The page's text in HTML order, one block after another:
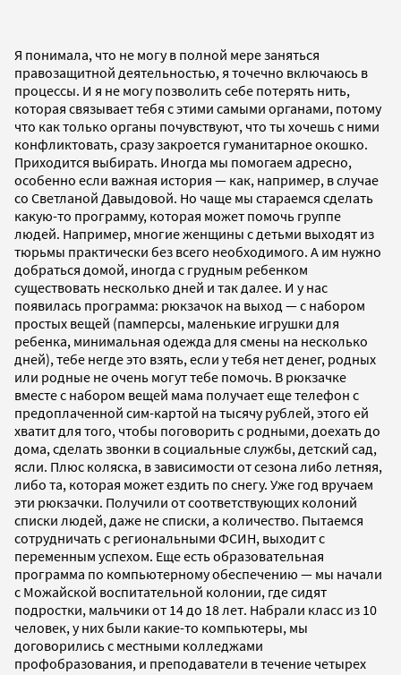
Я понимала, что не могу в полной мере заняться
правозащитной деятельностью, я точечно включаюсь в
процессы. И я не могу позволить себе потерять нить,
которая связывает тебя с этими самыми органами, потому
что как только органы почувствуют, что ты хочешь с ними
конфликтовать, сразу закроется гуманитарное окошко.
Приходится выбирать. Иногда мы помогаем адресно,
особенно если важная история — как, например, в случае
со Светланой Давыдовой. Но чаще мы стараемся сделать
какую-то программу, которая может помочь группе
людей. Например, многие женщины с детьми выходят из
тюрьмы практически без всего необходимого. А им нужно
добраться домой, иногда с грудным ребенком
существовать несколько дней и так далее. И у нас
появилась программа: рюкзачок на выход — с набором
простых вещей (памперсы, маленькие игрушки для
ребенка, минимальная одежда для смены на несколько
дней), тебе негде это взять, если у тебя нет денег, родных
или родные не очень могут тебе помочь. В рюкзачке
вместе с набором вещей мама получает еще телефон с
предоплаченной сим-картой на тысячу рублей, этого ей
хватит для того, чтобы поговорить с родными, доехать до
дома, сделать звонки в социальные службы, детский сад,
ясли. Плюс коляска, в зависимости от сезона либо летняя,
либо та, которая может ездить по снегу. Уже год вручаем
эти рюкзачки. Получили от соответствующих колоний
списки людей, даже не списки, а количество. Пытаемся
сотрудничать с региональными ФСИН, выходит с
переменным успехом. Еще есть образовательная
программа по компьютерному обеспечению — мы начали
с Можайской воспитательной колонии, где сидят
подростки, мальчики от 14 до 18 лет. Набрали класс из 10
человек, у них были какие-то компьютеры, мы
договорились с местными колледжами
профобразования, и преподаватели в течение четырех